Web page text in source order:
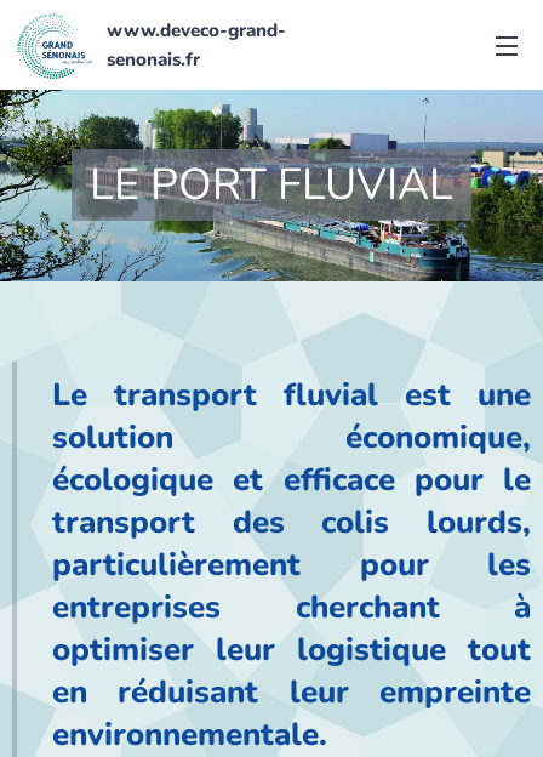
www.deveco-grand-
senonais.fr
LE PORT FLUVIAL
Le transport fluvial est une
solution économique,
écologique et efficace pour le
transport des colis lourds,
particulièrement pour les
entreprises cherchant à
optimiser leur logistique tout
en réduisant leur empreinte
environnementale.